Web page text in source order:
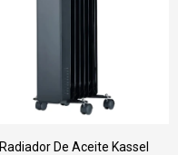
Radiador De Aceite Kassel